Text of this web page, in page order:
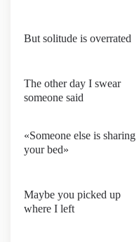
But solitude is overrated
The other day I swear
someone said
«Someone else is sharing
your bed»
Maybe you picked up
where I left